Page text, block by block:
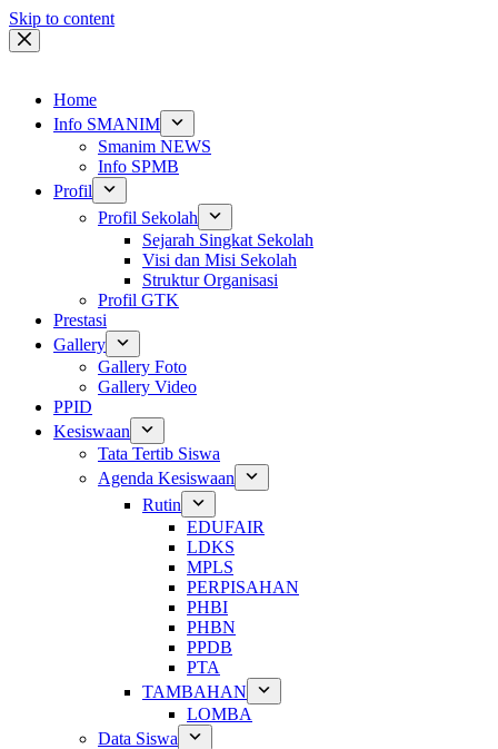
Skip to content
Home
Info SMANIM
Smanim NEWS
Info SPMB
Profil
Profil Sekolah
Sejarah Singkat Sekolah
Visi dan Misi Sekolah
Struktur Organisasi
Profil GTK
Prestasi
Gallery
Gallery Foto
Gallery Video
PPID
Kesiswaan
Tata Tertib Siswa
Agenda Kesiswaan
Rutin
EDUFAIR
LDKS
MPLS
PERPISAHAN
PHBI
PHBN
PPDB
PTA
TAMBAHAN
LOMBA
Data Siswa